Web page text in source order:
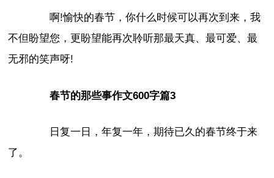
啊!愉快的春节，你什么时候可以再次到来，我
不但盼望您，更盼望能再次聆听那最天真、最可爱、最
无邪的笑声呀!
春节的那些事作文600字篇3
日复一日，年复一年，期待已久的春节终于来
了。